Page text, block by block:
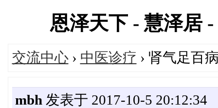
恩泽天下 - 慧泽居
交流中心› 中医诊疗 › 肾气足百
mbh 发表于 2017-10-5 20:12:34